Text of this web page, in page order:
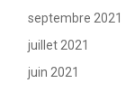
septembre 2021
juillet 2021
juin 2021